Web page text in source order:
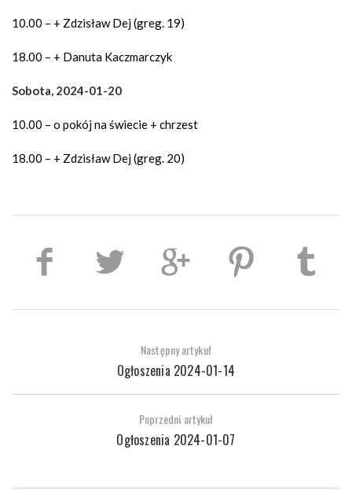
10.00 – + Zdzisław Dej (greg. 19)
18.00 – + Danuta Kaczmarczyk
Sobota, 2024-01-20
10.00 – o pokój na świecie + chrzest
18.00 – + Zdzisław Dej (greg. 20)
Następny artykuł
Ogłoszenia 2024-01-14
Poprzedni artykuł
Ogłoszenia 2024-01-07